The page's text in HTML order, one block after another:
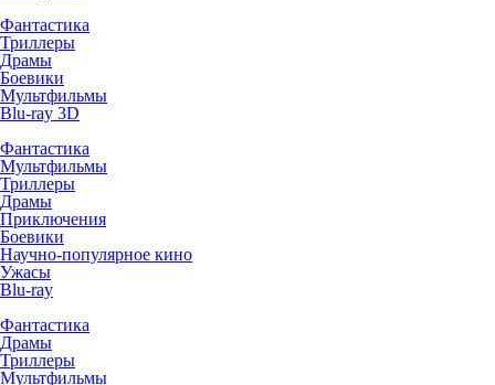
Фантастика
Триллеры
Драмы
Боевики
Мультфильмы
Blu-ray 3D
Фантастика
Мультфильмы
Триллеры
Драмы
Приключения
Боевики
Научно-популярное кино
Ужасы
Blu-ray
Фантастика
Драмы
Триллеры
Мультфильмы